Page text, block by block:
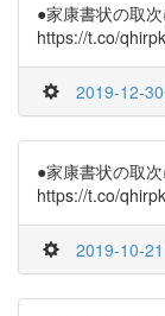
●家康書状の取
https://t.co/
2019-12-
●家康書状の取
https://t.co/
2019-10-